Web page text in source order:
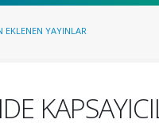
EKLENEN YAYINLAR